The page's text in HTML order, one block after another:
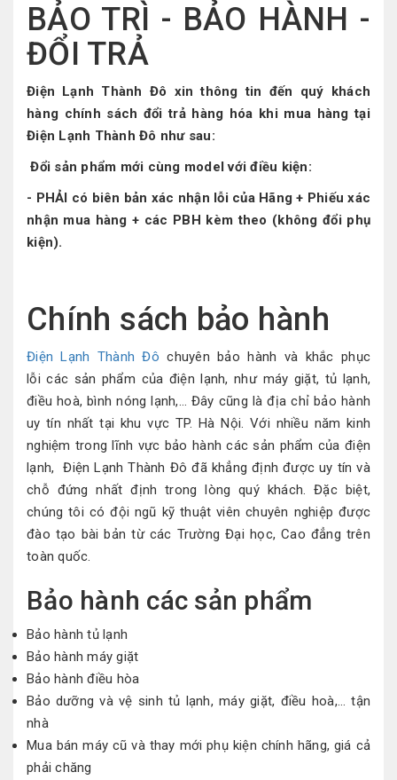
BẢO TRÌ - BẢO HÀNH -
ĐỔI TRẢ
Điện Lạnh Thành Đô xin thông tin đến quý khách
hàng chính sách đổi trả hàng hóa khi mua hàng tại
Điện Lạnh Thành Đô như sau:
Đổi sản phẩm mới cùng model với điều kiện:
- PHẢI có biên bản xác nhận lỗi của Hãng + Phiếu xác
nhận mua hàng + các PBH kèm theo (không đổi phụ
kiện).
Chính sách bảo hành
Điện Lạnh Thành Đô chuyên bảo hành và khắc phục
lỗi các sản phẩm của điện lạnh, như máy giặt, tủ lạnh,
điều hoà, bình nóng lạnh,… Đây cũng là địa chỉ bảo hành
uy tín nhất tại khu vực TP. Hà Nội. Với nhiều năm kinh
nghiệm trong lĩnh vực bảo hành cácsản phẩm của điện
lạnh, Điện Lạnh Thành Đô đã khẳng định được uy tín và
chỗ đứng nhất định trong lòngquý khách. Đặc biệt,
chúng tôi có đội ngũ kỹ thuật viên chuyên nghiệp được
đào tạo bài bản từ các Trường Đại học, Cao đẳng trên
toàn quốc.
Bảo hành các sản phẩm
Bảo hành tủ lạnh
Bảo hành máy giặt
Bảo hành điều hòa
Bảo dưỡng và vệ sinh tủ lạnh, máy giặt, điều hoà,…tận
nhà
Mua bán máy cũ và thay mớiphụ kiện chính hãng, giá cả
phải chăng